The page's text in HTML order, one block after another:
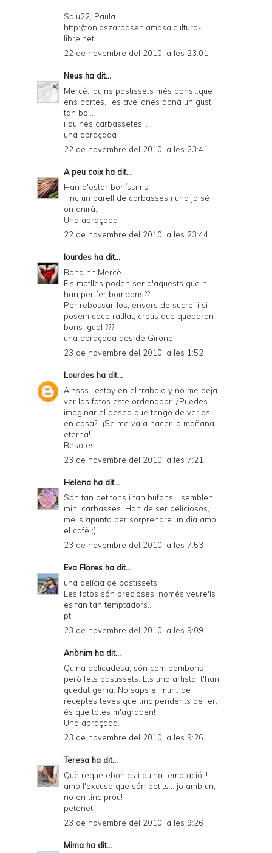
Salu22, Paula
http://conlaszarpasenlamasa.cultura-
libre.net
22 de novembre del 2010, a les 23:01
Neus ha dit...
Mercè...quins pastissets més bons...que
ens portes...les avellanes dona un gust
tan bo...
i quines carbassetes...
una abraçada
22 de novembre del 2010, a les 23:41
A peu coixha dit...
Han d'estar boníssims!
Tinc un parell de carbasses i una ja sé
on anirà.
Una abraçada
22 de novembre del 2010, a les 23:44
lourdes ha dit...
Bona nit Mercè
Els motlles poden ser d'aquests que hi
han per fer bombons??
Per rebossar-los, envers de sucre, i si
posem coco ratllat, creus que quedaran
bons igual ???
una abraçada des de Girona
23 de novembre del 2010, a les 1:52
Lourdes ha dit...
Ainsss.. estoy en el trabajo y no me deja
ver las fotos este ordenador. ¿Puedes
imaginar el deseo que tengo de verlas
en casa?.. ¡Se me va a hacer la mañana
eterna!
Besotes.
23 de novembre del 2010, a les 7:21
Helena ha dit...
Són tan petitons i tan bufons... semblen
mini carbasses. Han de ser deliciosos,
me'ls apunto per sorprendre un dia amb
el cafè ;)
23 de novembre del 2010, a les 7:53
Eva Flores ha dit...
una delícia de pastissets.
Les fotos són precioses, només veure'ls
es fan tan temptadors...
pt!
23 de novembre del 2010, a les 9:09
Anònim ha dit...
Quina delicadesa, són com bombons
però fets pastissets. Ets una artista, t'han
quedat genia. No saps el munt de
receptes teves que tinc pendents de fer,
és que totes m'agraden!
Una abraçada.
23 de novembre del 2010, a les 9:26
Teresa ha dit...
Què requetebonics i quina temptació!!!
amb l'excusa que són petits... jo amb un,
no en tinc prou!
petonet!
23 de novembre del 2010, a les 9:26
Mima ha dit...